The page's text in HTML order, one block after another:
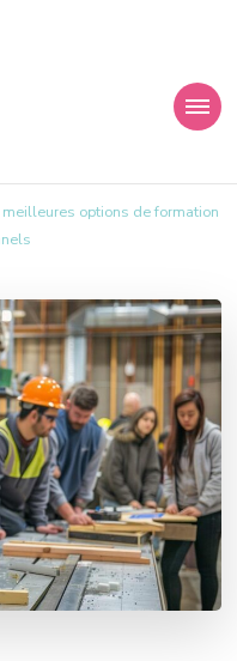
options de formation